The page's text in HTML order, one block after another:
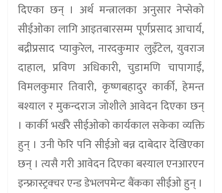
दिएका छन् । अर्थ मन्त्रालका अनुसार नेप्सेको
सीईओका लागि आइतबारसम्म पूर्णप्रसाद आचार्य,
बद्रीप्रसाद प्याकुरेल, नारदकुमार लुइँटेल, युवराज
दाहाल, प्रविण अधिकारी, चुडामणि चापागाईं,
विमलकुमार तिवारी, कृष्णबहादुर कार्की, हेमन्त
बश्याल र मुकन्दराज जोशीले आवेदन दिएका छन्
। कार्की भर्खरै सीईओको कार्यकाल सकेका व्यक्ति
हुन् । उनी फेरि पनि सीईओ बन्न दाबेदार देखिएका
छन् । त्यसै गरी आवेदन दिएका बस्याल एनआरएन
इन्फ्रास्ट्रक्चर एन्ड डेभलपमेन्ट बैंकका सीईओ हुन् ।